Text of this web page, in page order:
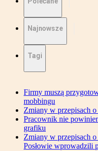
Najnowsze
Tagi
Firmy muszą
mobbingu
Zmiany w przepisach
Pracownik nie
grafiku
Zmiany w przepisach
Posłowie wprowadzili